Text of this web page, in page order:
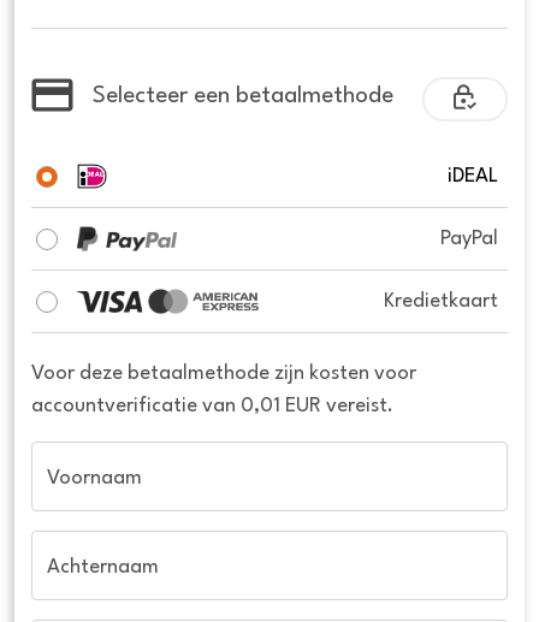
Selecteer een betaalmethode
iDEAL
PayPal
Kredietkaart
Voor deze betaalmethode zijn kosten voor
accountverificatie van 0,01 EUR vereist.
Voornaam
Achternaam